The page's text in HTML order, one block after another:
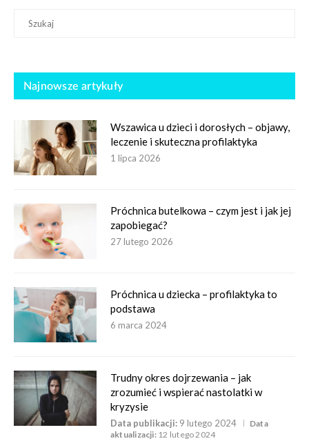
Najnowsze artykuły
Wszawica u dzieci i dorosłych – objawy,
leczenie i skuteczna profilaktyka
1 lipca 2026
Próchnica butelkowa – czym jest i jak jej
zapobiegać?
27 lutego 2026
Próchnica u dziecka – profilaktyka to
podstawa
6 marca 2024
Trudny okres dojrzewania – jak
zrozumieć i wspierać nastolatki w
kryzysie
Data publikacji: 9 lutego 2024
Data
aktualizacji: 12 lutego 2024